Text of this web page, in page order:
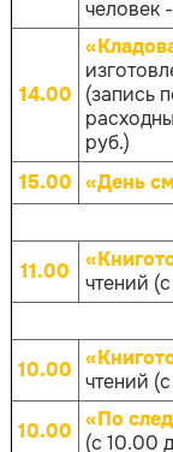
человек
14.00
(запись
руб.)
15.00 «День
11.00
чтений
10.00 чтений
10.00 «По
(с 10.00